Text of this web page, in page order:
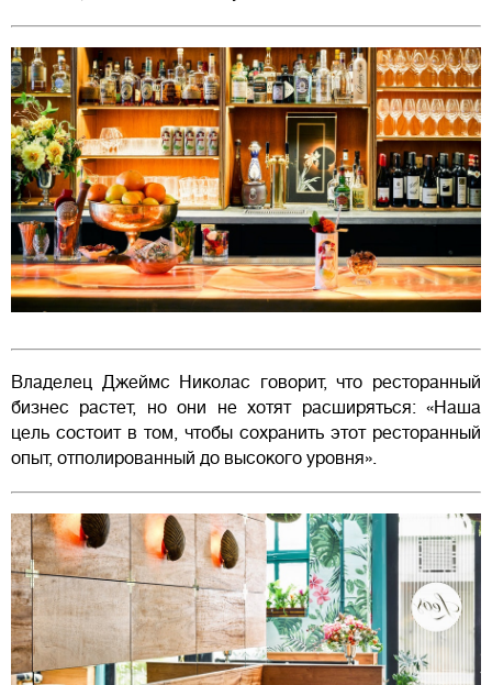
Владелец Джеймс Николас говорит, что ресторанный
бизнес растет, но они не хотят расширяться: «Наша
цель состоит в том, чтобы сохранить этот ресторанный
опыт, отполированный до высокого уровня».